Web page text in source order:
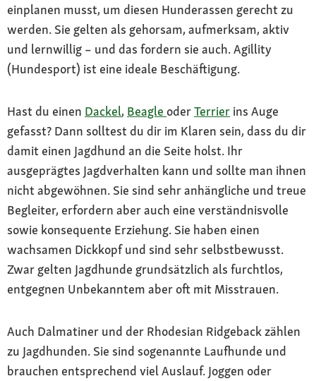
einplanen musst, um diesen Hunderassen gerecht zu
werden. Sie gelten als gehorsam, aufmerksam, aktiv
und lernwillig – und das fordern sie auch. Agillity
(Hundesport) ist eine ideale Beschäftigung.
Hast du einen Dackel, Beagle oderTerrier ins Auge
gefasst? Dann solltest du dir im Klaren sein, dass du dir
damit einen Jagdhund an die Seite holst. Ihr
ausgeprägtes Jagdverhalten kann und sollte man ihnen
nicht abgewöhnen. Sie sind sehr anhängliche und treue
Begleiter, erfordern aber auch eine verständnisvolle
sowie konsequente Erziehung. Sie haben einen
wachsamen Dickkopf und sind sehr selbstbewusst.
Zwar gelten Jagdhunde grundsätzlich als furchtlos,
entgegnen Unbekanntem aber oft mit Misstrauen.
Auch Dalmatiner und der Rhodesian Ridgeback zählen
zu Jagdhunden. Sie sind sogenannte Laufhunde und
brauchen entsprechend viel Auslauf. Joggen oder